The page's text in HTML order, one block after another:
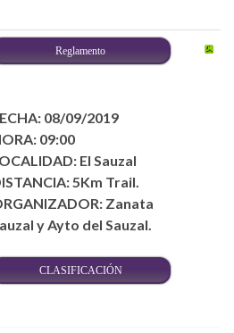
Reglamento
08/09/2019
09:00
El Sauzal
5Km Trail.
Zanata
y Ayto del Sauzal.
CLASIFICACIÓN